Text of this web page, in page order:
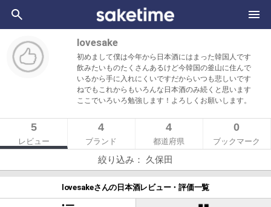
lovesake
初めまして僕は今年から日本酒にはまった韓国人です
飲みたいものたくさんあるけど今韓国の釜山に住んで
いるから手に入れにくいですだからいつも悲しいです
ねでもこれからもいろんな日本酒のみ続くと思います
ここでいろいろ勉強します！よろしくお願いします。
5
レビュー
4
ブランド
4
都道府県
0
ブックマーク
絞り込み： 久保田
lovesakeさんの日本酒レビュー・評価一覧